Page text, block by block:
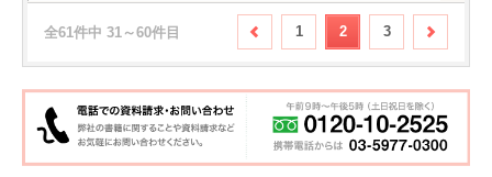
全61件中 31～60件目 1 2 3